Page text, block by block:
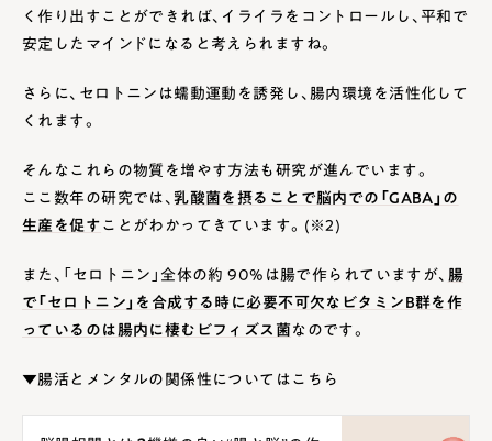
く作り出すことができれば、イライラをコントロールし、平和で
安定したマインドになると考えられますね。
さらに、セロトニンは蠕動運動を誘発し、腸内環境を活性化して
くれます。
そんなこれらの物質を増やす方法も研究が進んでいます。
ここ数年の研究では、乳酸菌を摂ることで脳内での「GABA」の
生産を促すことがわかってきています。(※2)
また、「セロトニン」全体の約 90%は腸で作られていますが、 腸
で「セロトニン」を合成する時に必要不可欠なビタミンB群を作
っているのは腸内に棲むビフィズス菌なのです。
▼腸活とメンタルの関係性についてはこちら